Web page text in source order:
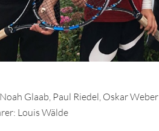
Glaab, Paul Riedel, Oskar Weber
Louis Wälde